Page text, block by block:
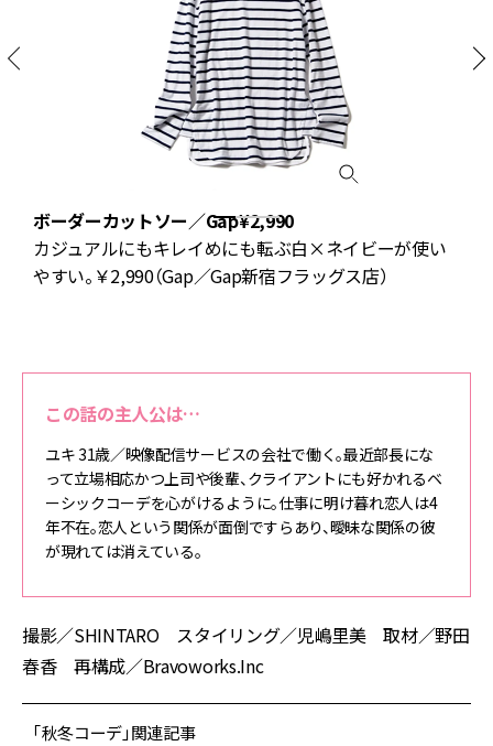
ボーダーカットソー／Gap¥2,990
カジュアルにもキレイめにも転ぶ白×ネイビーが使い
やすい。￥2,990（Gap／Gap新宿フラッグス店）
この話の主人公は…
ユキ 31歳／映像配信サービスの会社で働く。最近部長にな
って立場相応かつ上司や後輩、クライアントにも好かれるベ
ーシックコーデを心がけるように。仕事に明け暮れ恋人は4
年不在。恋人という関係が面倒ですらあり、曖昧な関係の彼
が現れては消えている。
撮影／SHINTARO スタイリング／児嶋里美 取材／野田
春香 再構成／Bravoworks.Inc
「秋冬コーデ」関連記事